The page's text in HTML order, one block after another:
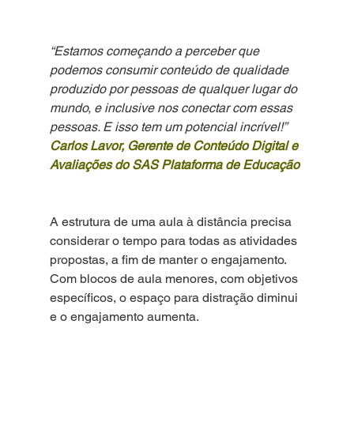
“Estamos começando a perceber que
podemos consumir conteúdo de qualidade
produzido por pessoas de qualquer lugar do
mundo, e inclusive nos conectar com essas
pessoas. E isso tem um potencial incrível!”
Carlos Lavor, Gerente de Conteúdo Digital e
Avaliações do SAS Plataforma de Educação
A estrutura de uma aula à distância precisa
considerar o tempo para todas as atividades
propostas, a fim de manter o engajamento.
Com blocos de aula menores, com objetivos
específicos, o espaço para distração diminui
e o engajamento aumenta.